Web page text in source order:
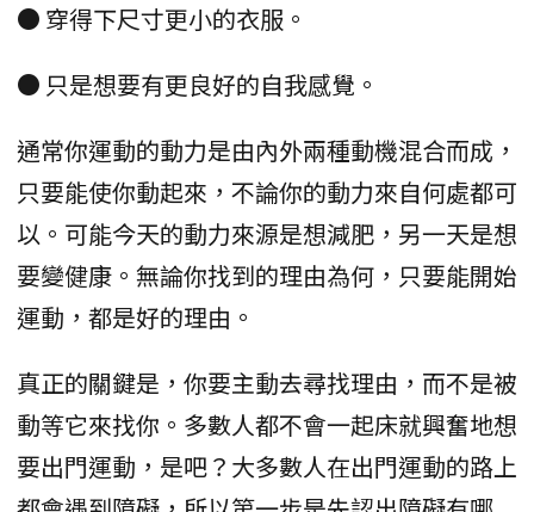
● 穿得下尺寸更小的衣服。
● 只是想要有更良好的自我感覺。
通常你運動的動力是由內外兩種動機混合而成，
只要能使你動起來，不論你的動力來自何處都可
以。可能今天的動力來源是想減肥，另一天是想
要變健康。無論你找到的理由為何，只要能開始
運動，都是好的理由。
真正的關鍵是，你要主動去尋找理由，而不是被
動等它來找你。多數人都不會一起床就興奮地想
要出門運動，是吧？大多數人在出門運動的路上